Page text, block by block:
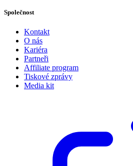
Společnost
Kontakt
O nás
Kariéra
Partneři
Affiliate program
Tiskové zprávy
Media kit